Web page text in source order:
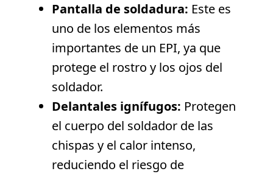
Pantalla de soldadura: Este es
uno de los elementos más
importantes de un EPI, ya que
protege el rostro y los ojos del
soldador.
Delantales ignífugos: Protegen
el cuerpo del soldador de las
chispas y el calor intenso,
reduciendo el riesgo de